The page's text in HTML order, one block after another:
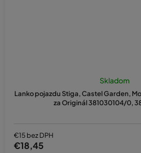
Lanko pojazdu Stiga, Castel Garden,
za Originál 381030104/0,
Skladom
€15 bez DPH
€18,45